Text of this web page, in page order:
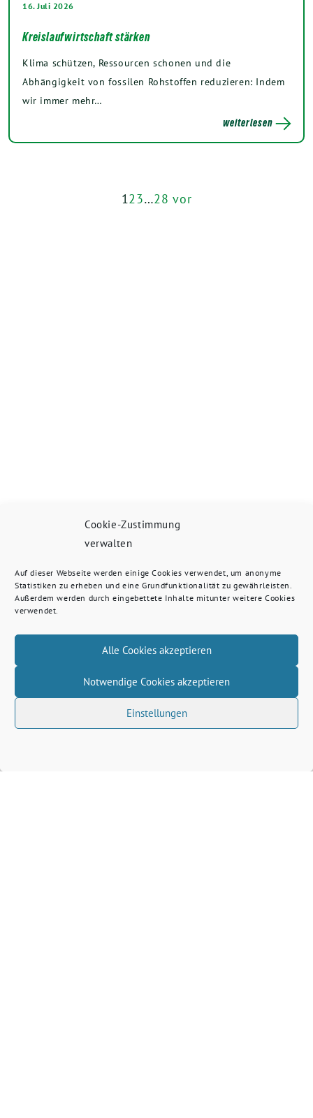
Cookie-Zustimmung
verwalten
Auf dieser Webseite werden einige Cookies verwendet, um anonyme
Statistiken zu erheben und eine Grundfunktionalität zu gewährleisten.
Außerdem werden durch eingebettete Inhalte mitunter weitere Cookies
verwendet.
Alle Cookies akzeptieren
Notwendige Cookies akzeptieren
Einstellungen
16. Juli 2026
Kreislaufwirtschaft stärken
Klima schützen, Ressourcen schonen und die
Abhängigkeit von fossilen Rohstoffen reduzieren: Indem
wir immer mehr…
weiterlesen
123…28 vor